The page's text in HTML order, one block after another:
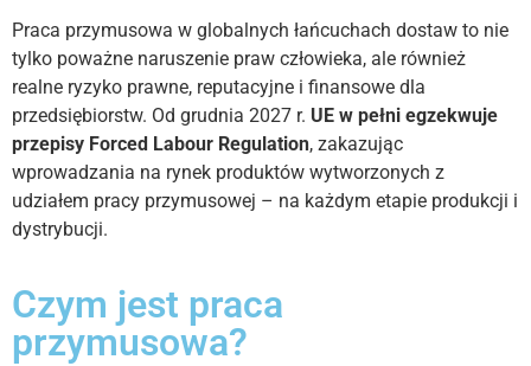
Praca przymusowa w globalnych łańcuchach dostaw to nie
tylko poważne naruszenie praw człowieka, ale również
realne ryzyko prawne, reputacyjne i finansowe dla
przedsiębiorstw. Od grudnia 2027 r. UE w pełni egzekwuje
przepisy Forced Labour Regulation, zakazując
wprowadzania na rynek produktów wytworzonych z
udziałem pracy przymusowej – na każdym etapie produkcji i
dystrybucji.
Czym jest praca
przymusowa?